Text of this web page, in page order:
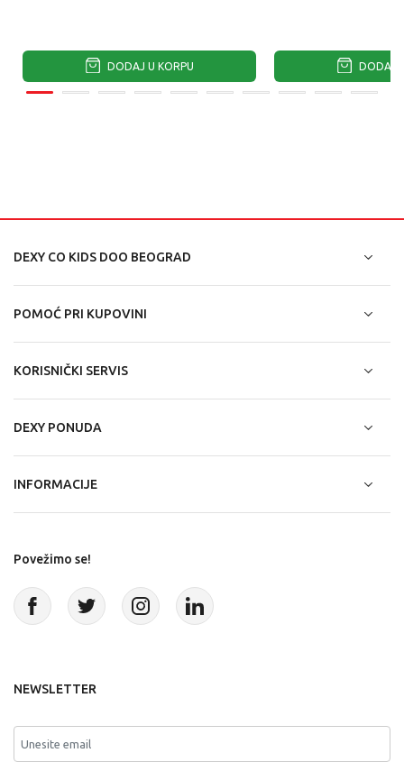
DODAJ U KORPU DODAJ
DEXY CO KIDS DOO BEOGRAD
POMOĆ PRI KUPOVINI
KORISNIČKI SERVIS
DEXY PONUDA
INFORMACIJE
Povežimo se!
NEWSLETTER